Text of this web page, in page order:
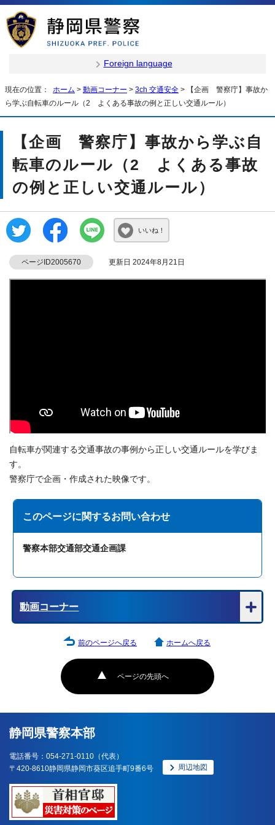
Foreign language
現在の位置： ホーム > 動画コーナー > 3ch 交通安全 > 【企画 警察庁】事故か
ら学ぶ自転車のルール（2 よくある事故の例と正しい交通ルール）
【企画 警察庁】事故から学ぶ自
転車のルール（2 よくある事故
の例と正しい交通ルール）
いいね！
ページID2005670 更新日 2024年8月21日
自転車が関連する交通事故の事例から正しい交通ルールを学びま
す。
警察庁で企画・作成された映像です。
このページに関するお問い合わせ
警察本部交通部交通企画課
動画コーナー
ページの先頭へ
前のページへ戻る ホームへ戻る
静岡県警察本部
電話番号：054-271-0110（代表）
〒420-8610静岡県静岡市葵区追手町9番6号
周辺地図